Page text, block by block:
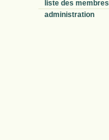
liste des membres
administration